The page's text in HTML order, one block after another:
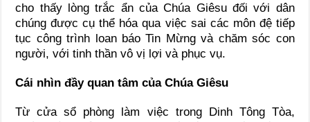
cho thấy lòng trắc ẩn của Chúa Giêsu đối với dân
chúng được cụ thể hóa qua việc sai các môn đệ tiếp
tục công trình loan báo Tin Mừng và chăm sóc con
người, với tinh thần vô vị lợi và phục vụ.
Cái nhìn đầy quan tâm của Chúa Giêsu
Từ cửa sổ phòng làm việc trong Dinh Tông Tòa,